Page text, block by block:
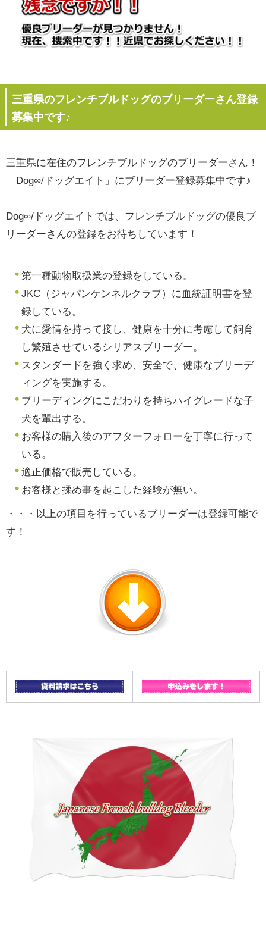
三重県のフレンチブルドッグのブリーダーさん登録
募集中です♪
三重県に在住のフレンチブルドッグのブリーダーさん！
「Dog∞/ドッグエイト」にブリーダー登録募集中です♪
Dog∞/ドッグエイトでは、フレンチブルドッグの優良ブ
リーダーさんの登録をお待ちしています！
第一種動物取扱業の登録をしている。
JKC（ジャパンケンネルクラブ）に血統証明書を登
録している。
犬に愛情を持って接し、健康を十分に考慮して飼育
し繁殖させているシリアスブリーダー。
スタンダードを強く求め、安全で、健康なブリーデ
ィングを実施する。
ブリーディングにこだわりを持ちハイグレードな子
犬を輩出する。
お客様の購入後のアフターフォローを丁寧に行って
いる。
適正価格で販売している。
お客様と揉め事を起こした経験が無い。
・・・以上の項目を行っているブリーダーは登録可能で
す！